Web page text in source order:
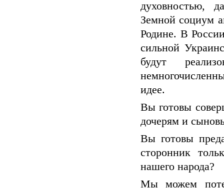
духовностью,
Земной социум
Родине. В
сильной
будут
идее.
Вы готовы
дочерям и
Вы готовы
сторонник
нашего народа?
Мы можем